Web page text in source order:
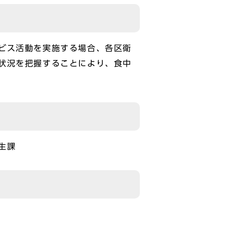
ス活動を実施する場合、各区衛
況を把握することにより、食中
課